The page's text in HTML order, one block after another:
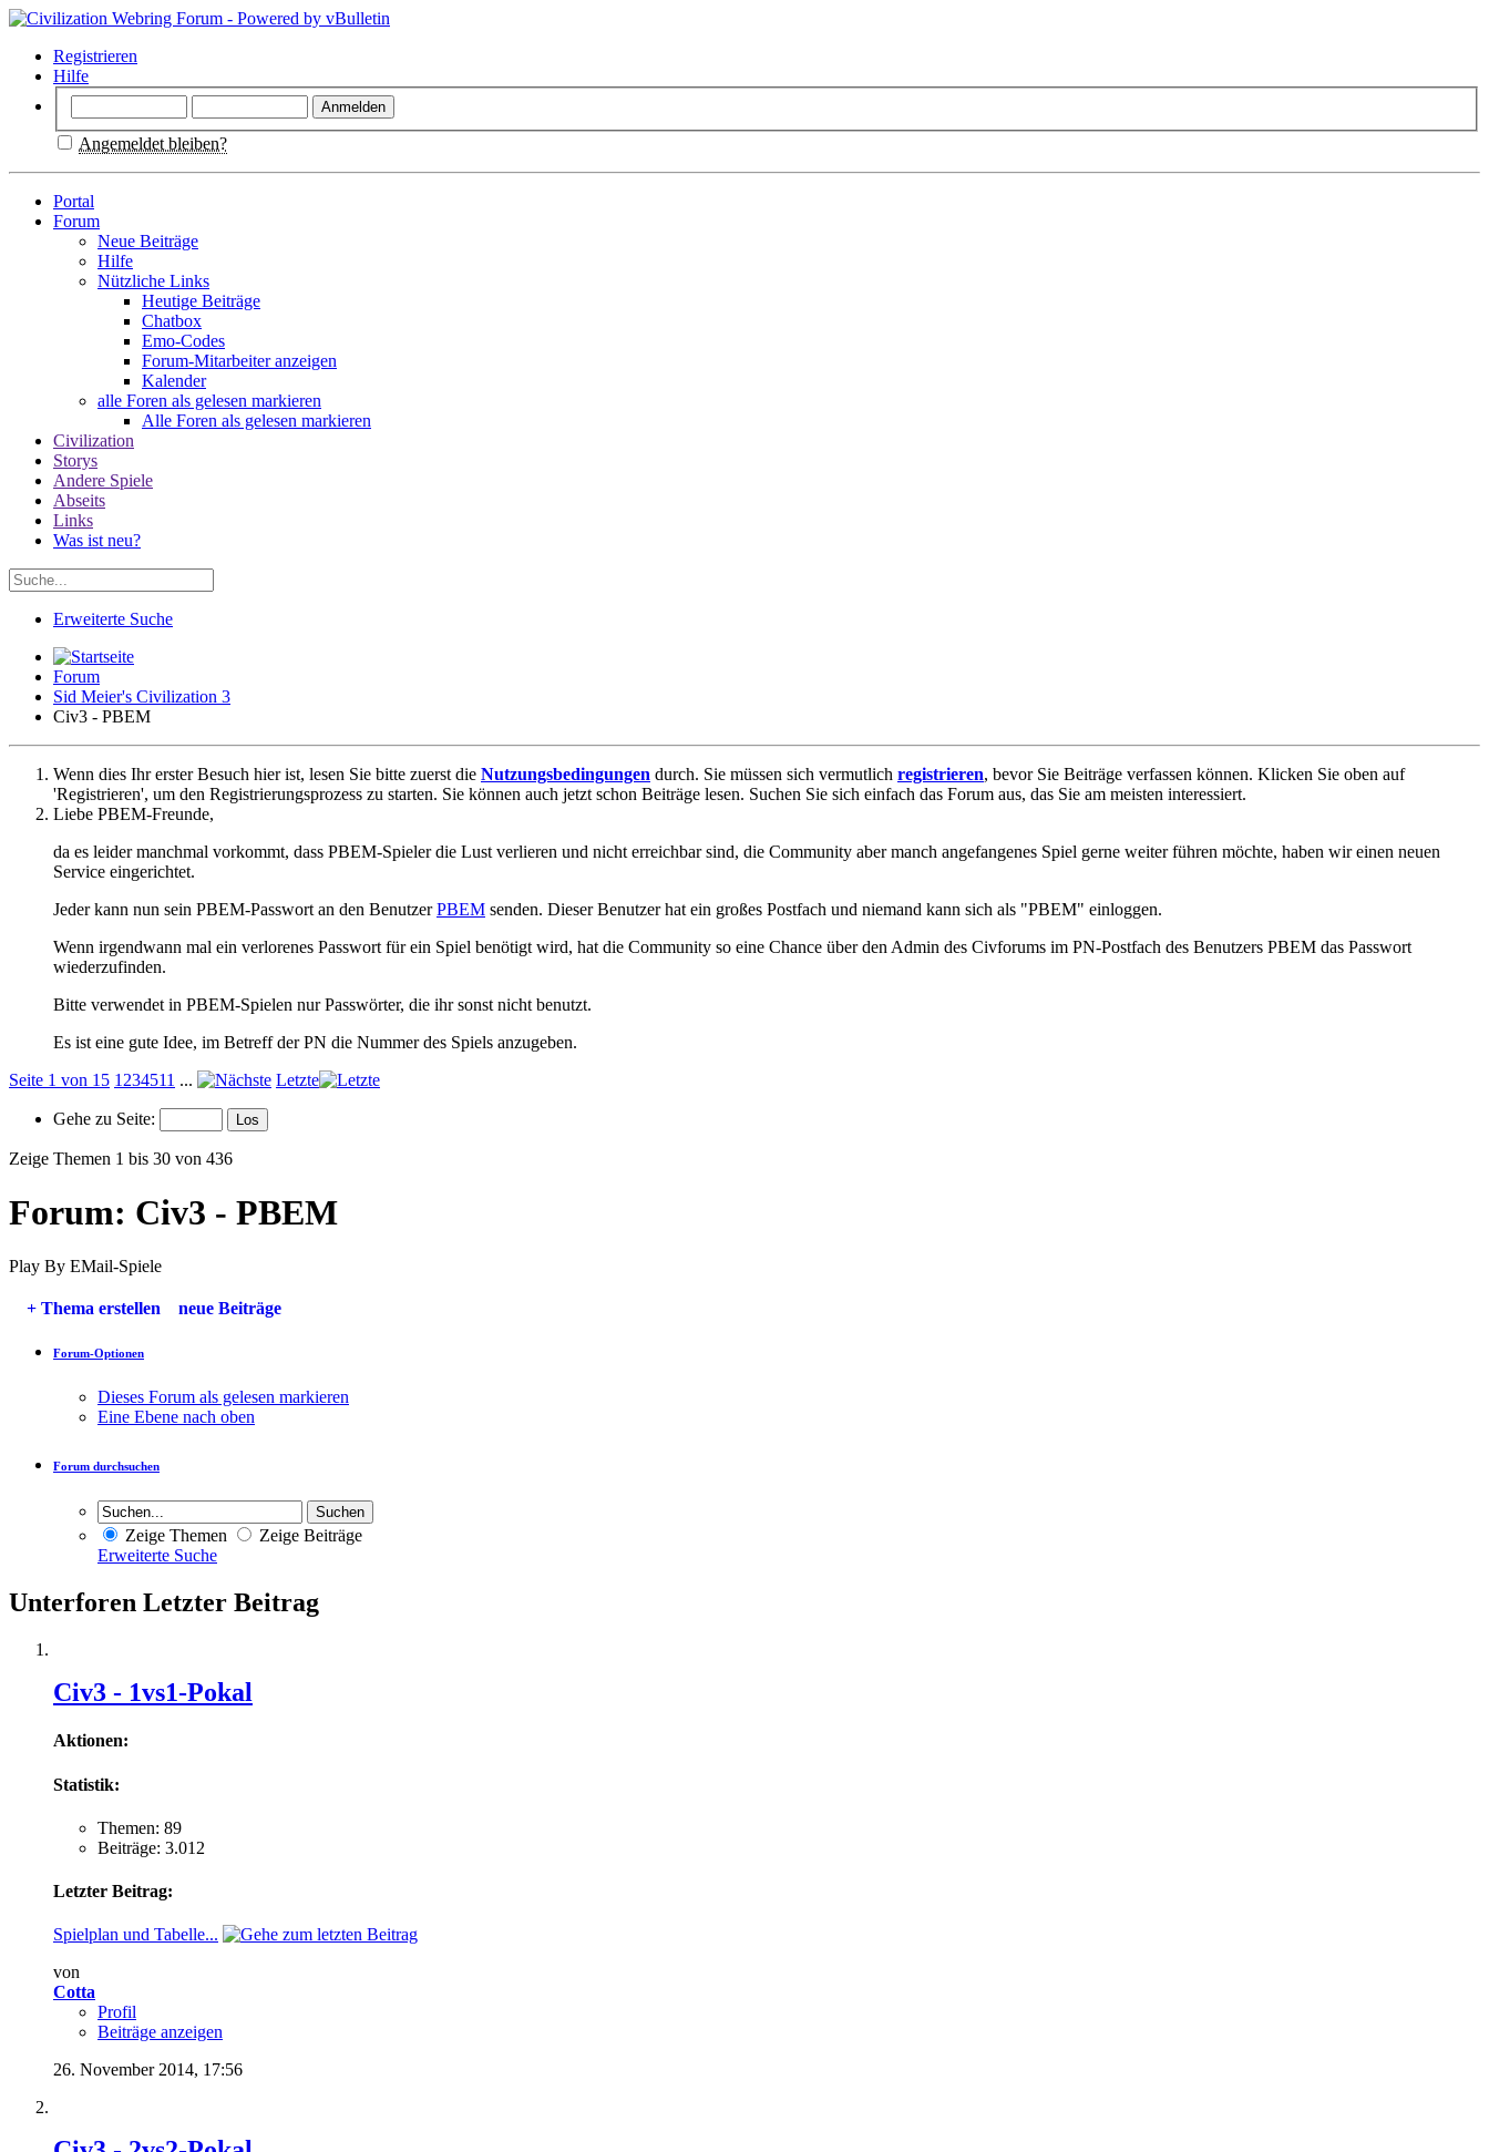
Registrieren
Hilfe
Angemeldet bleiben?
Portal
Forum
Neue Beiträge
Hilfe
Nützliche Links
Heutige Beiträge
Chatbox
Emo-Codes
Forum-Mitarbeiter anzeigen
Kalender
alle Foren als gelesen markieren
Alle Foren als gelesen markieren
Civilization
Storys
Andere Spiele
Abseits
Links
Was ist neu?
Erweiterte Suche
Forum
Sid Meier's Civilization 3
Civ3 - PBEM
Wenn dies Ihr erster Besuch hier ist, lesen Sie bitte zuerst die Nutzungsbedingungen durch. Sie müssen sich vermutlich registrieren, bevor Sie Beiträge verfassen können. Klicken Sie oben auf
'Registrieren', um den Registrierungsprozess zu starten. Sie können auch jetzt schon Beiträge lesen. Suchen Sie sich einfach das Forum aus, das Sie am meisten interessiert.
Liebe PBEM-Freunde,
da es leider manchmal vorkommt, dass PBEM-Spieler die Lust verlieren und nicht erreichbar sind, die Community aber manch angefangenes Spiel gerne weiter führen möchte, haben wir einen neuen
Service eingerichtet.
Jeder kann nun sein PBEM-Passwort an den BenutzerPBEM senden. Dieser Benutzer hat ein großes Postfach und niemand kann sich als "PBEM" einloggen.
Wenn irgendwann mal ein verlorenes Passwort für ein Spiel benötigt wird, hat die Community so eine Chance über den Admin des Civforums im PN-Postfach des Benutzers PBEM das Passwort
wiederzufinden.
Bitte verwendet in PBEM-Spielen nur Passwörter, die ihr sonst nicht benutzt.
Es ist eine gute Idee, im Betreff der PN die Nummer des Spiels anzugeben.
Seite 1 von 15 1 234511 ... Letzte
Gehe zu Seite:
Zeige Themen 1 bis 30 von 436
Forum: Civ3 - PBEM
Play By EMail-Spiele
+ Thema erstellen neue Beiträge
Forum-Optionen
Dieses Forum als gelesen markieren
Eine Ebene nach oben
Forum durchsuchen
Zeige Themen
Zeige Beiträge
Erweiterte Suche
Unterforen Letzter Beitrag
Civ3 - 1vs1-Pokal
Aktionen:
Statistik:
Themen: 89
Beiträge: 3.012
Letzter Beitrag:
Spielplan und Tabelle...
von
Cotta
Profil
Beiträge anzeigen
26. November 2014, 17:56